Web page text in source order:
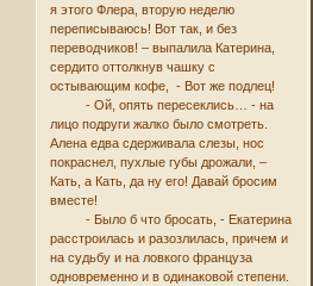
я этого Флера, вторую неделю
переписываюсь! Вот так, и без
переводчиков! – выпалила Катерина,
сердито оттолкнув чашку с
остывающим кофе, - Вот же подлец!
- Ой, опять пересеклись… - на
лицо подруги жалко было смотреть.
Алена едва сдерживала слезы, нос
покраснел, пухлые губы дрожали, –
Кать, а Кать, да ну его! Давай бросим
вместе!
- Было б что бросать, - Екатерина
расстроилась и разозлилась, причем и
на судьбу и на ловкого француза
одновременно и в одинаковой степени.